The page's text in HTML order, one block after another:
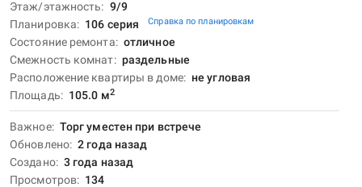
Этаж/этажность
9/9
Планировка
106 серия Справка по планировкам
Состояние ремонта
отличное
Смежность комнат
раздельные
Расположение квартиры в доме
не угловая
Площадь
105.0 м2
Важное
Торг уместен при встрече
Обновлено
2 года назад
Создано
3 года назад
Просмотров
134